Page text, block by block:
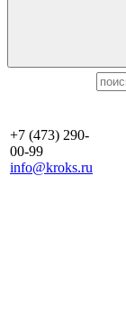
+7 (473) 290-
00-99
info@kroks.ru